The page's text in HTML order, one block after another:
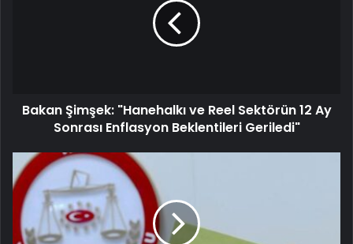
Bakan Şimşek: "Hanehalkı ve Reel Sektörün 12 Ay
Sonrası Enflasyon Beklentileri Geriledi"